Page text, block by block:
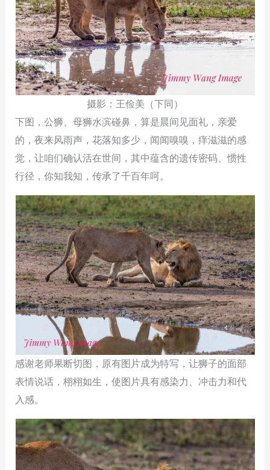
摄影：王俭美（下同）
下图，公狮、母狮水滨碰鼻，算是晨间见面礼，亲爱
的，夜来风雨声，花落知多少，闻闻嗅嗅，痒滋滋的感
觉，让咱们确认活在世间，其中蕴含的遗传密码、惯性
行径，你知我知，传承了千百年呵。
感谢老师果断切图，原有图片成为特写，让狮子的面部
表情说话，栩栩如生，使图片具有感染力、冲击力和代
入感。